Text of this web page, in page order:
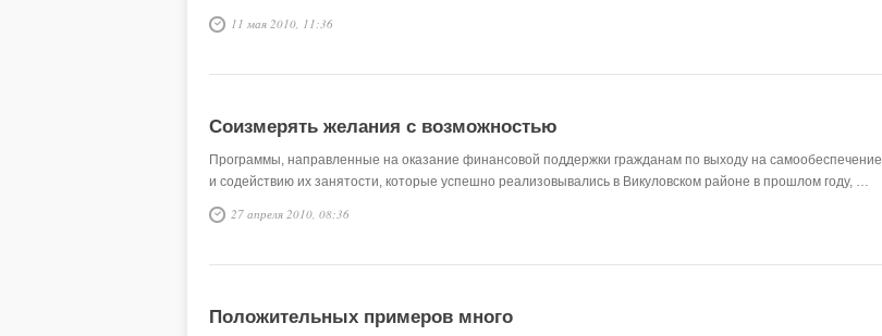
11 мая 2010, 11:36
Соизмерять желания с возможностью
Программы, направленные на оказание финансовой поддержки гражданам по выходу на самообеспечение
и содействию их занятости, которые успешно реализовывались в Викуловском районе в прошлом году, …
27 апреля 2010, 08:36
Положительных примеров много